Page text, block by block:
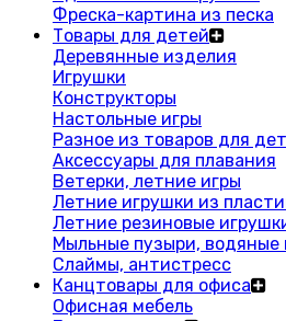
Фреска-картина из песка
Товары для детей
Деревянные изделия
Игрушки
Конструкторы
Настольные игры
Разное из товаров для
Аксессуары для плавания
Ветерки, летние игры
Летние игрушки из
Летние резиновые
Мыльные пузыри, водяные
Слаймы, антистресс
Канцтовары для офиса
Офисная мебель